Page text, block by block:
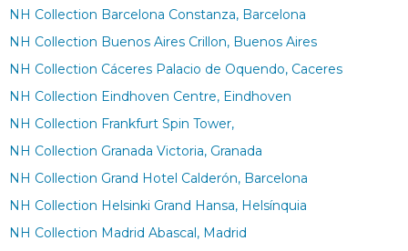
NH Collection Barcelona Constanza, Barcelona
NH Collection Buenos Aires Crillon, Buenos Aires
NH Collection Cáceres Palacio de Oquendo, Caceres
NH Collection Eindhoven Centre, Eindhoven
NH Collection Frankfurt Spin Tower,
NH Collection Granada Victoria, Granada
NH Collection Grand Hotel Calderón, Barcelona
NH Collection Helsinki Grand Hansa, Helsínquia
NH Collection Madrid Abascal, Madrid